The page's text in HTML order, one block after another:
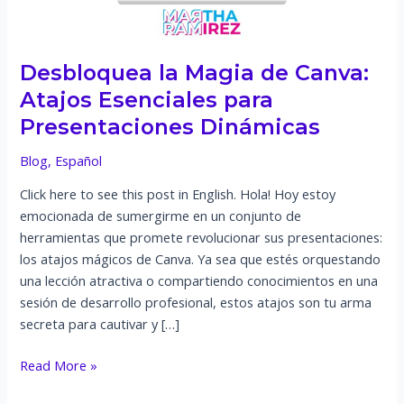
Desbloquea la Magia de Canva:
Atajos Esenciales para
Presentaciones Dinámicas
Blog, Español
Click here to see this post in English. Hola! Hoy estoy
emocionada de sumergirme en un conjunto de
herramientas que promete revolucionar sus presentaciones:
los atajos mágicos de Canva. Ya sea que estés orquestando
una lección atractiva o compartiendo conocimientos en una
sesión de desarrollo profesional, estos atajos son tu arma
secreta para cautivar y […]
Desbloquea
Read More »